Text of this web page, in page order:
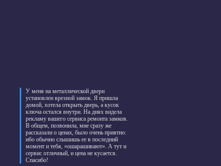
У меня на металлической двери
установлен врезной замок. Я пришла
домой, хотела открыть дверь, а кусок
ключа остался внутри. На днях видела
рекламу вашего сервиса ремонта замков.
В общем, позвонила, мне сразу же
рассказали о ценах, было очень приятно:
ибо обычно слышишь ее в последний
момент и тебя, «ошарашивают». А тут и
сервис отличный, и цена не кусается.
Спасибо!